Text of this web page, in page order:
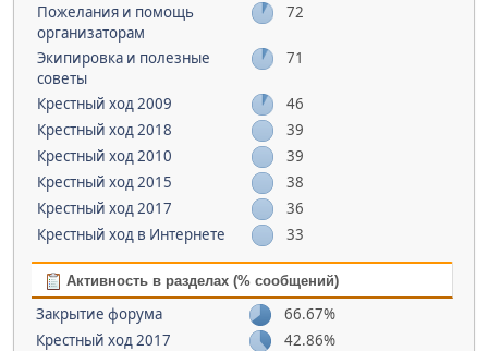
Пожелания и помощь
организаторам
72
Экипировка и полезные
советы
71
Крестный ход 2009
46
Крестный ход 2018
39
Крестный ход 2010
39
Крестный ход 2015
38
Крестный ход 2017
36
Крестный ход в Интернете
33
Активность в разделах (% сообщений)
Закрытие форума
66.67%
Крестный ход 2017
42.86%